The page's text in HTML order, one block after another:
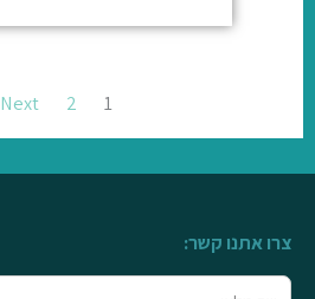
1
2
Next »
צרו אתנו קשר: